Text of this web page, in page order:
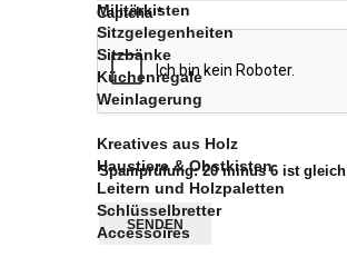
Militärkisten
Sitzgelegenheiten
Sitzbänke
Küchenregale
Weinlagerung
Kreatives aus Holz
Haustiere & Obstkisten
Leitern und Holzpaletten
Schlüsselbretter
Accessoires
Captcha*
Spamprüfung: 20 minus 6 ist gleich
SENDEN